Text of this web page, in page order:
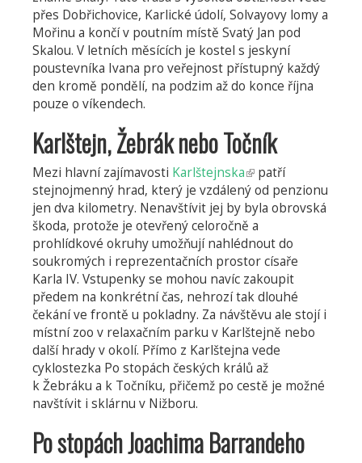
přes Dobřichovice, Karlické údolí, Solvayovy lomy a
Mořinu a končí v poutním místě Svatý Jan pod
Skalou. V letních měsících je kostel s jeskyní
poustevníka Ivana pro veřejnost přístupný každý
den kromě pondělí, na podzim až do konce října
pouze o víkendech.
Karlštejn, Žebrák nebo Točník
Mezi hlavní zajímavosti Karlštejnska(odkaz
je
externí)
patří
stejnojmenný hrad, který je vzdálený od penzionu
jen dva kilometry. Nenavštívit jej by byla obrovská
škoda, protože je otevřený celoročně a
prohlídkové okruhy umožňují nahlédnout do
soukromých i reprezentačních prostor císaře
Karla IV. Vstupenky se mohou navíc zakoupit
předem na konkrétní čas, nehrozí tak dlouhé
čekání ve frontě u pokladny. Za návštěvu ale stojí i
místní zoo v relaxačním parku v Karlštejně nebo
další hrady v okolí. Přímo z Karlštejna vede
cyklostezka Po stopách českých králů až
k Žebráku a k Točníku, přičemž po cestě je možné
navštívit i sklárnu v Nižboru.
Po stopách Joachima Barrandeho